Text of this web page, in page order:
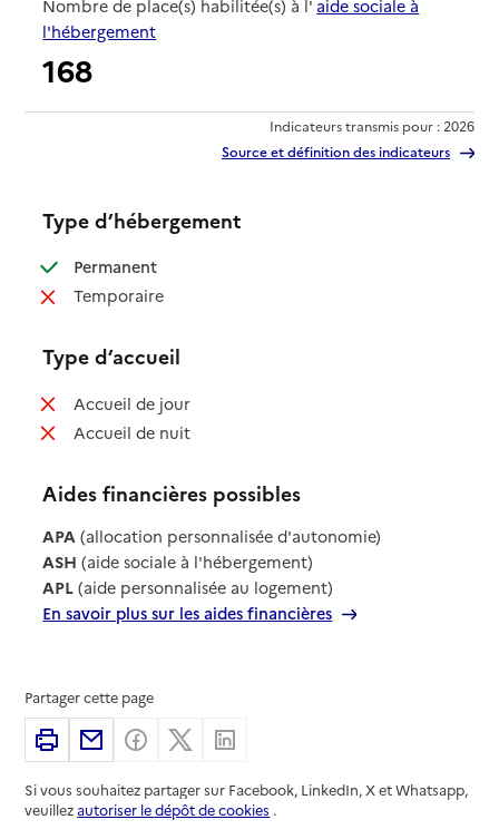
Nombre de place(s) habilitée(s) à l' aide sociale à
l'hébergement
168
Indicateurs transmis pour : 2026
Source et définition des indicateurs
Type d’hébergement
Permanent: disponible
Temporaire: non disponible
Type d’accueil
Accueil de jour: non disponible
Accueil de nuit: non disponible
Aides financières possibles
APA (allocation personnalisée d'autonomie)
ASH (aide sociale à l'hébergement)
APL (aide personnalisée au logement)
En savoir plus sur les aides financières
Partager cette page
ImprimerPartager par email
Partager sur Facebook
Partager sur X
Si vous souhaitez partager sur Facebook, LinkedIn, X et Whatsapp,
veuillezautoriser le dépôt de cookies .